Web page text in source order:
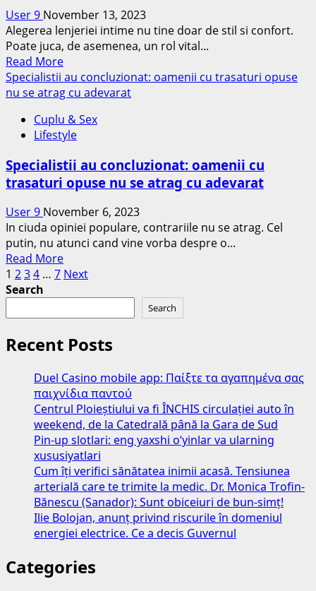
mai
mari
greseli
pe
care
le
fac
cuplurile
User 9 November 13, 2023
Alegerea lenjeriei intime nu tine doar de stil si confort.
Poate juca, de asemenea, un rol vital...
Read MoreRead
more
about
lucruri
surprinzatoare
se
pot
daca
incepi
sa
dormi
fara
lenjerie
Specialistii au concluzionat: oamenii cu trasaturi opuse
nu se atrag cu adevarat
Cuplu & Sex
Lifestyle
Specialistii au concluzionat: oamenii cu
trasaturi opuse nu se atrag cu adevarat
User 9 November 6, 2023
In ciuda opiniei populare, contrariile nu se atrag. Cel
putin, nu atunci cand vine vorba despre o...
Read MoreRead
more
au
concluzionat:
oamenii
trasaturi
opuse
nu
se
atrag
cu
adevarat
Posts
pagination
1 234 … 7 Next
Search
Search
Recent Posts
Duel Casino mobile app: Παίξτε τα αγαπημένα σας
παιχνίδια παντού
Centrul Ploieștiului va fi ÎNCHIS circulației auto în
weekend, de la Catedrală până la Gara de Sud
Pin-up slotlari: eng yaxshi o‘yinlar va ularning
xususiyatlari
Cum îți verifici sănătatea inimii acasă. Tensiunea
arterială care te trimite la medic. Dr. Monica Trofin-
Bănescu (Sanador): Sunt obiceiuri de bun-simț!
Ilie Bolojan, anunț privind riscurile în domeniul
energiei electrice. Ce a decis Guvernul
Categories